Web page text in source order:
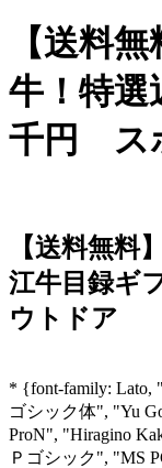
【送料
牛！特選
千円 ス
【送料無料
江牛目録ギ
ウトドア
* {font-family: Lato,
ゴシック体", "Yu
ProN", "Hiragino
Ｐゴシック", "MS